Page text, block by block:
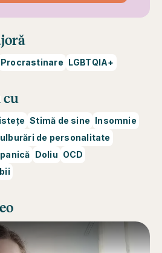
Procrastinare LGBTQIA+
cu
Stimă de sine Insomnie
de personalitate
Doliu OCD